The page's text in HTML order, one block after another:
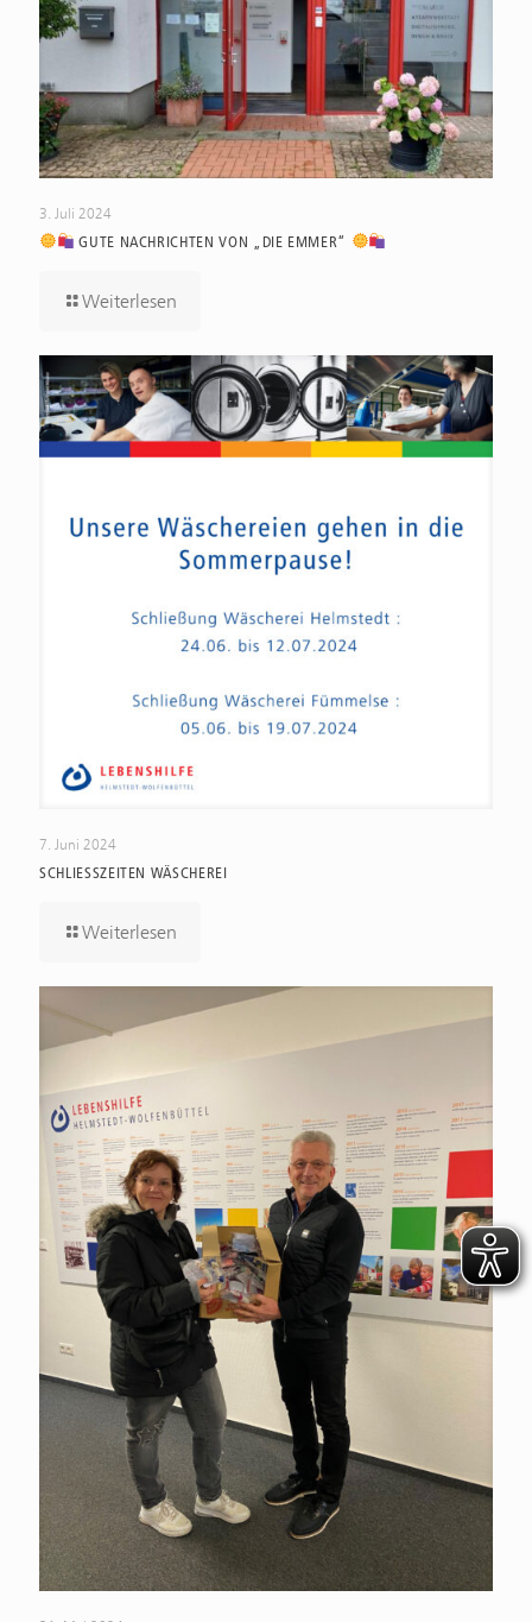
3. Juli 2024
GUTE NACHRICHTEN VON „DIE EMMER“
Weiterlesen
7. Juni 2024
SCHLIESSZEITEN WÄSCHEREI
Weiterlesen